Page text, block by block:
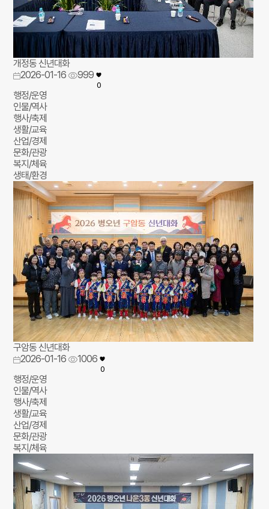
개정동 신년대화
2026-01-16
999
0
행정/운영
인물/역사
행사/축제
생활/교육
산업/경제
문화/관광
복지/체육
생태/환경
구암동 신년대화
2026-01-16
1006
0
행정/운영
인물/역사
행사/축제
생활/교육
산업/경제
문화/관광
복지/체육